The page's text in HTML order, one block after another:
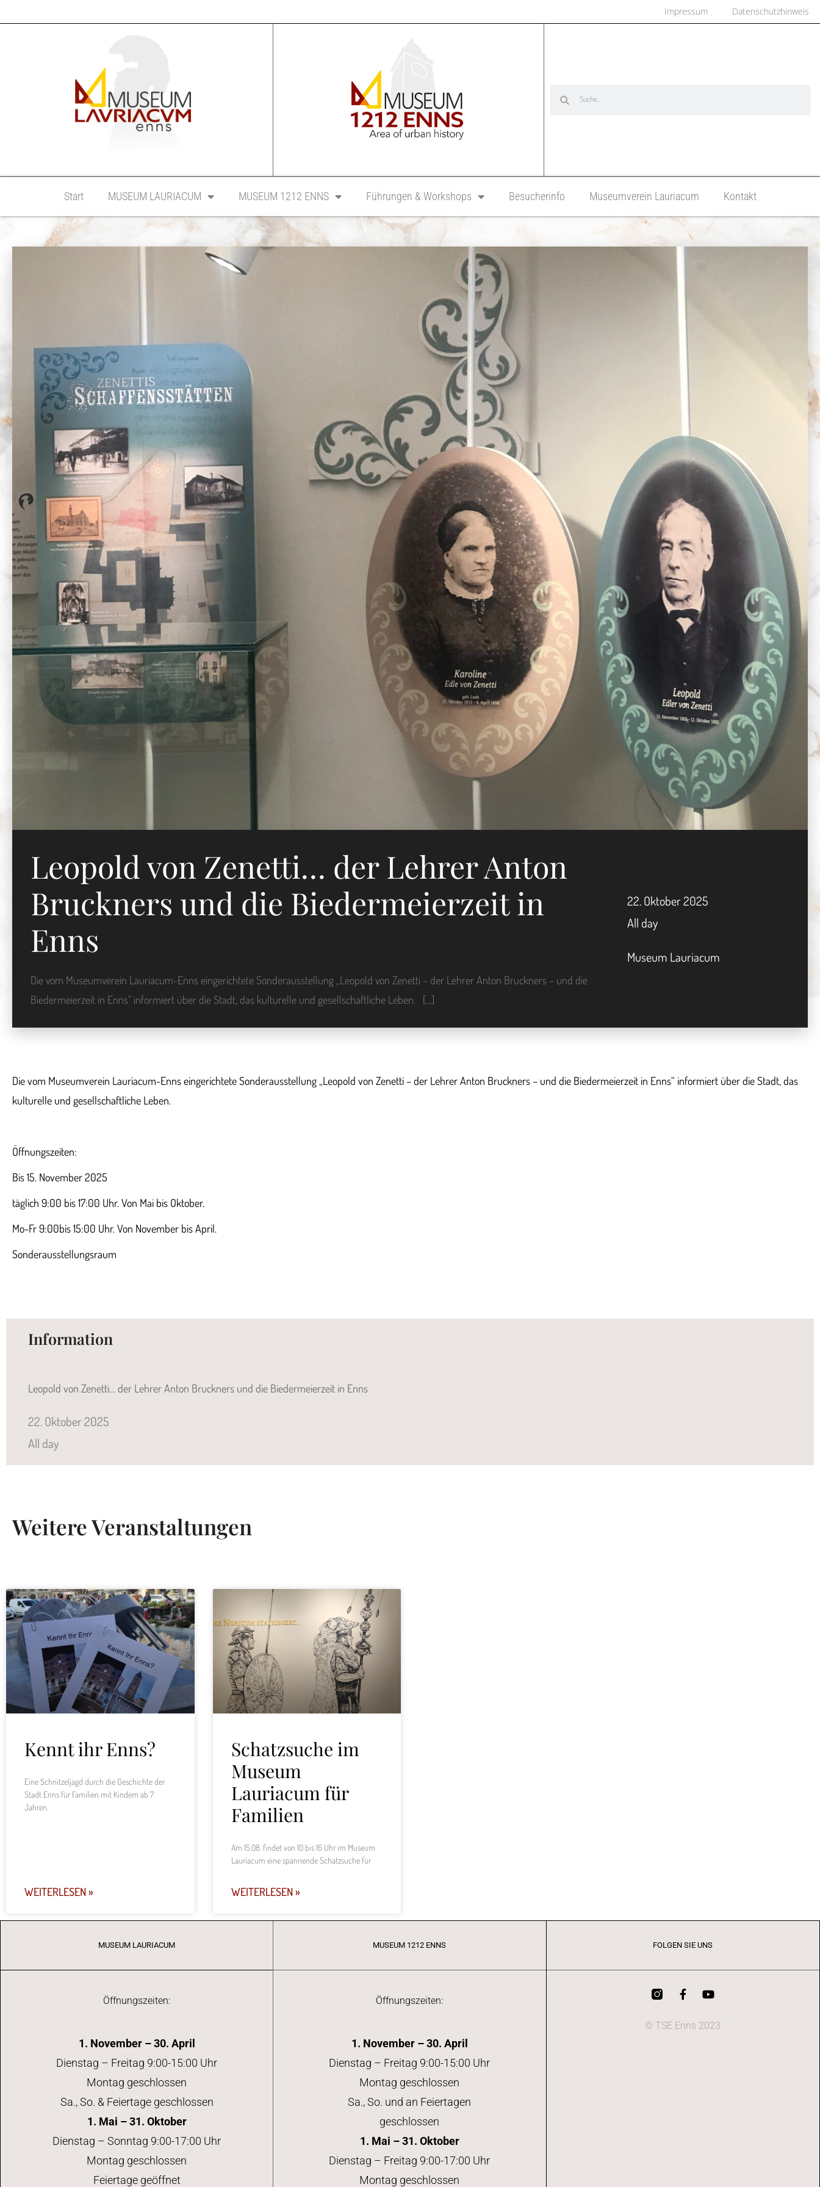
Impressum Datenschutzhinweis
Start MUSEUM LAURIACUM MUSEUM 1212 ENNS Führungen & Workshops Besucherinfo Museumverein Lauriacum Kontakt
Leopold von Zenetti… der Lehrer Anton
Bruckners und die Biedermeierzeit in
Enns
Die vom Museumverein Lauriacum-Enns eingerichtete Sonderausstellung „Leopold von Zenetti – der Lehrer Anton Bruckners – und die
Biedermeierzeit in Enns“ informiert über die Stadt, das kulturelle und gesellschaftliche Leben. […]
22.Oktober2025
All day
Museum Lauriacum
Die vom Museumverein Lauriacum-Enns eingerichtete Sonderausstellung „Leopold von Zenetti – der Lehrer Anton Bruckners – und die Biedermeierzeit in Enns“ informiert über die Stadt, das
kulturelle und gesellschaftliche Leben.
Öffnungszeiten:
Bis 15. November 2025
täglich 9:00 bis 17:00 Uhr. Von Mai bis Oktober.
Mo-Fr 9:00bis 15:00 Uhr. Von November bis April.
Sonderausstellungsraum
Information
Leopold von Zenetti… der Lehrer Anton Bruckners und die Biedermeierzeit in Enns
22.Oktober2025
All day
Weitere Veranstaltungen
Kennt ihr Enns?
Eine Schnitzeljagd durch die Geschichte der
Stadt Enns für Familien mit Kindern ab 7
Jahren.
WEITERLESEN »
Schatzsuche im
Museum
Lauriacum für
Familien
Am 15.08. findet von 10 bis 16 Uhr im Museum
Lauriacum eine spannende Schatzsuche für
WEITERLESEN »
MUSEUM LAURIACUM
Öffnungszeiten:
1. November – 30. April
Dienstag – Freitag 9:00-15:00 Uhr
Montag geschlossen
Sa., So. & Feiertage geschlossen
1. Mai – 31. Oktober
Dienstag – Sonntag 9:00-17:00 Uhr
Montag geschlossen
Feiertage geöffnet
MUSEUM 1212 ENNS
Öffnungszeiten:
1. November – 30. April
Dienstag – Freitag 9:00-15:00 Uhr
Montag geschlossen
Sa., So. und an Feiertagen
geschlossen
1. Mai – 31. Oktober
Dienstag – Freitag 9:00-17:00 Uhr
Montag geschlossen
FOLGEN SIE UNS
© TSE Enns 2023